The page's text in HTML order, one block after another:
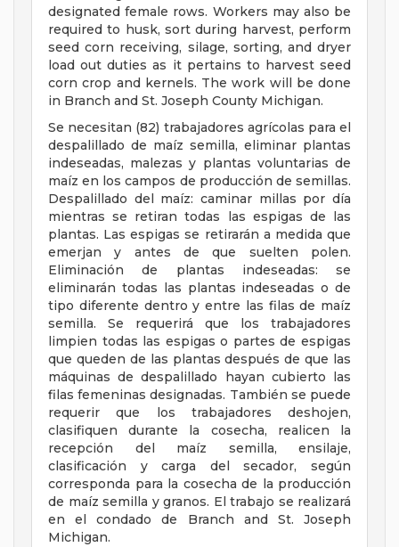
designated female rows. Workers may also be
required to husk, sort during harvest, perform
seed corn receiving, silage, sorting, and dryer
load out duties as it pertains to harvest seed
corn crop and kernels. The work will be done
in Branch and St. Joseph County Michigan.
Se necesitan (82) trabajadores agrícolas para el
despalillado de maíz semilla, eliminar plantas
indeseadas, malezas y plantas voluntarias de
maíz en los campos de producción de semillas.
Despalillado del maíz: caminar millas por día
mientras se retiran todas las espigas de las
plantas. Las espigas se retirarán a medida que
emerjan y antes de que suelten polen.
Eliminación de plantas indeseadas: se
eliminarán todas las plantas indeseadas o de
tipo diferente dentro y entre las filas de maíz
semilla. Se requerirá que los trabajadores
limpien todas las espigas o partes de espigas
que queden de las plantas después de que las
máquinas de despalillado hayan cubierto las
filas femeninas designadas. También se puede
requerir que los trabajadores deshojen,
clasifiquen durante la cosecha, realicen la
recepción del maíz semilla, ensilaje,
clasificación y carga del secador, según
corresponda para la cosecha de la producción
de maíz semilla y granos. El trabajo se realizará
en el condado de Branch and St. Joseph
Michigan.